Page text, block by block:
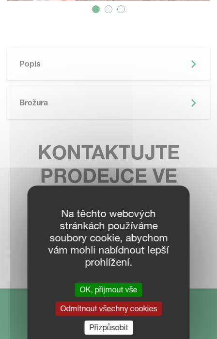
Popis
Brožura
KONTAKTUJTE
PRODEJCE VE
MAPA PRODEJCŮ
Na těchto webových
stránkách používáme
soubory cookie, abychom
vám mohli nabídnout lepší
prohlížení.
OK, přijmout vše
Odmítnout všechny cookies
Přizpůsobit